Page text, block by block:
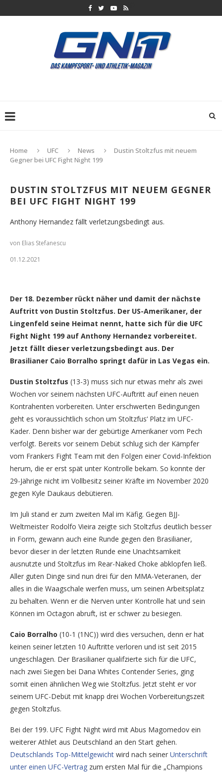
Home UFC News
Dustin Stoltzfus mit neuem
Gegner bei UFC Fight Night 199
DUSTIN STOLTZFUS MIT NEUEM GEGNER
BEI UFC FIGHT NIGHT 199
Anthony Hernandez fällt verletzungsbedingt aus.
von Elias Stefanescu
01.12.2021
Der 18. Dezember rückt näher und damit der nächste
Auftritt von Dustin Stoltzfus. Der US-Amerikaner, der
Lingenfeld seine Heimat nennt, hatte sich für die UFC
Fight Night 199 auf Anthony Hernandez vorbereitet.
Jetzt fällt dieser verletzungsbedingt aus. Der
Brasilianer Caio Borralho springt dafür in Las Vegas ein.
Dustin Stoltzfus (13-3) muss sich nur etwas mehr als zwei
Wochen vor seinem nächsten UFC-Auftritt auf einen neuen
Kontrahenten vorbereiten. Unter erschwerten Bedingungen
geht es voraussichtlich schon um Stoltzfus‘ Platz im UFC-
Kader. Denn bisher war der gebürtige Amerikaner vom Pech
verfolgt. Bereits vor seinem Debüt schlug sich der Kämpfer
vom Frankers Fight Team mit den Folgen einer Covid-Infektion
herum, die er erst spät unter Kontrolle bekam. So konnte der
29-Jährige nicht im Vollbesitz seiner Kräfte im November 2020
gegen Kyle Daukaus debütieren.
Im Juli stand er zum zweiten Mal im Käfig. Gegen BJJ-
Weltmeister Rodolfo Vieira zeigte sich Stoltzfus deutlich besser
in Form, gewann auch eine Runde gegen den Brasilianer,
bevor dieser in der letzten Runde eine Unachtsamkeit
ausnutzte und Stoltzfus im Rear-Naked Choke abklopfen ließ.
Aller guten Dinge sind nun drei für den MMA-Veteranen, der
alles in die Waagschale werfen muss, um seinen Arbeitsplatz
zu behalten. Wenn er die Nerven unter Kontrolle hat und sein
Können im Octagon abruft, ist er schwer zu besiegen.
Caio Borralho (10-1 (1NC)) wird dies versuchen, denn er hat
keinen seiner letzten 10 Auftritte verloren und ist seit 2015
ungeschlagen. Der Brasilianer qualifzierte sich für die UFC,
nach zwei Siegen bei Dana Whites Contender Series, ging
somit einen ähnlichen Weg wie Stoltzfus. Jetzt steht er vor
seinem UFC-Debüt mit knapp drei Wochen Vorbereitungszeit
gegen Stoltzfus.
Bei der 199. UFC Fight Night wird mit Abus Magomedov ein
weiterer Athlet aus Deutschland an den Start gehen.
Deutschlands Top-Mittelgewicht wird nach seiner Unterschrift
unter einen UFC-Vertrag zum ersten Mal für die „Champions